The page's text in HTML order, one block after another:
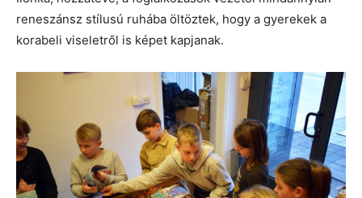
reneszánsz stílusú ruhába öltöztek, hogy a gyerekek a
korabeli viseletről is képet kapjanak.